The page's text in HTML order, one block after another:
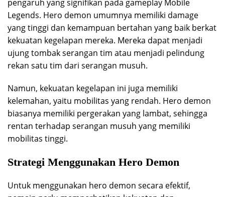
pengaruh yang signifikan pada gameplay Mobile
Legends. Hero demon umumnya memiliki damage
yang tinggi dan kemampuan bertahan yang baik berkat
kekuatan kegelapan mereka. Mereka dapat menjadi
ujung tombak serangan tim atau menjadi pelindung
rekan satu tim dari serangan musuh.
Namun, kekuatan kegelapan ini juga memiliki
kelemahan, yaitu mobilitas yang rendah. Hero demon
biasanya memiliki pergerakan yang lambat, sehingga
rentan terhadap serangan musuh yang memiliki
mobilitas tinggi.
Strategi Menggunakan Hero Demon
Untuk menggunakan hero demon secara efektif,